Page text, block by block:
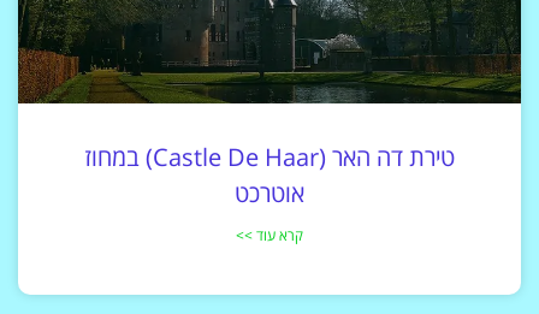
טירת דה האר (Castle De Haar) במחוז
אוטרכט
קרא עוד >>